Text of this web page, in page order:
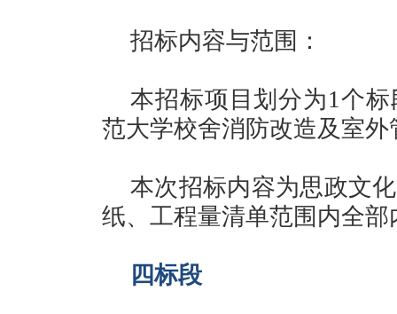
招标内容与范围：
本招标项目划分为1个
范大学校舍消防改造及室
本次招标内容为思政文
纸、工程量清单范围内全
四标段